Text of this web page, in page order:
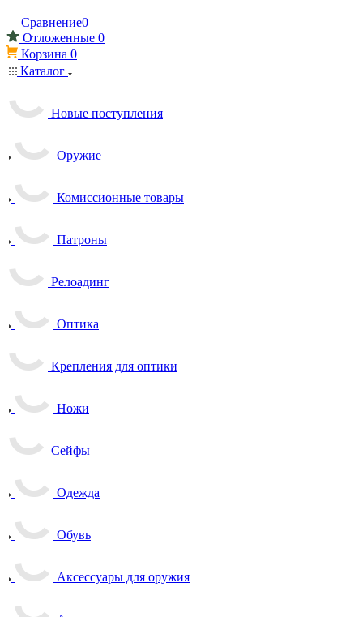
Сравнение0
Отложенные 0
Корзина 0
Каталог
Новые поступления
Оружие
Комиссионные товары
Патроны
Релоадинг
Оптика
Крепления для оптики
Ножи
Сейфы
Одежда
Обувь
Аксессуары для оружия